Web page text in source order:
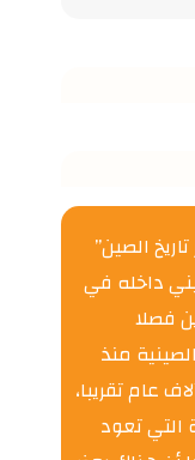
الصين”
داخله في
فصلا
منذ
عام تقريبا،
التي تعود